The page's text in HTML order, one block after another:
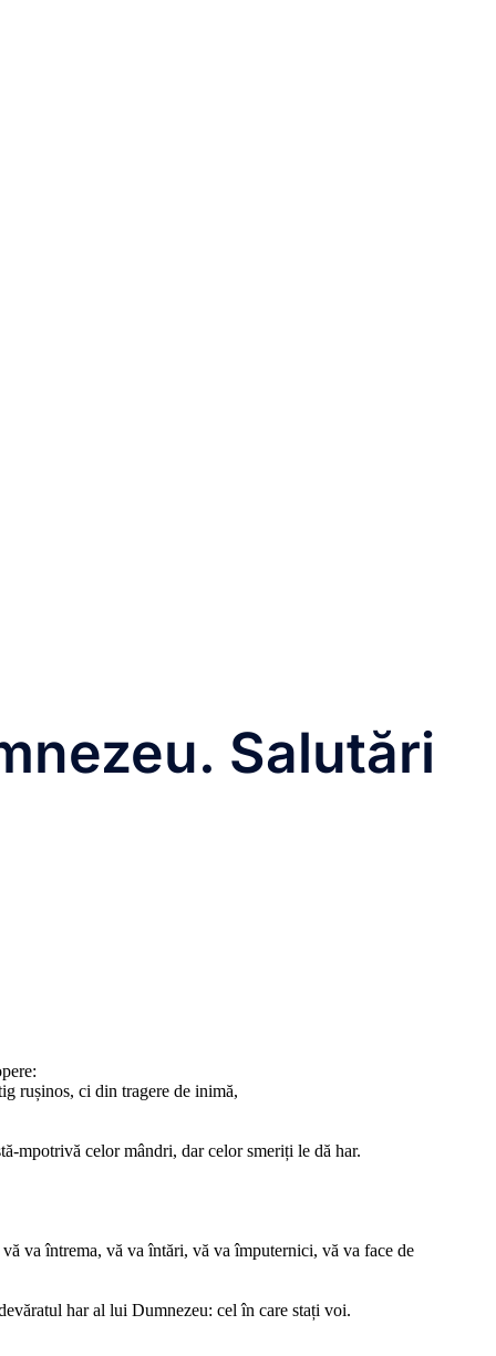
Salutări
rușinos, ci din tragere de inimă,
mpotrivă celor mândri, dar celor smeriți le dă har.
va întrema, vă va întări, vă va împuternici, vă va face de
har al lui Dumnezeu: cel în care stați voi.